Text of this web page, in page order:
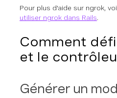
Pour plus d'aide sur ngrok,
utiliser ngrok dans Rails.
Comment
et le
Générer un